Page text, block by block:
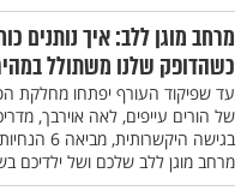
מרחב מוגן ללב: איך נותנים
כשהדופק שלנו משתולל
עד שפיקוד העורף יפתחו מחלקת
של הורים עייפים, לאה אוירבך,
בגישה
מרחב מוגן ללב שלכם ושל ילדיכם